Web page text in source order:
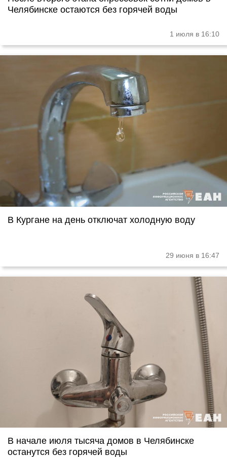
Челябинске остаются без горячей воды
1 июля в 16:10
В Кургане на день отключат холодную воду
29 июня в 16:47
В начале июля тысяча домов в Челябинске
останутся без горячей воды